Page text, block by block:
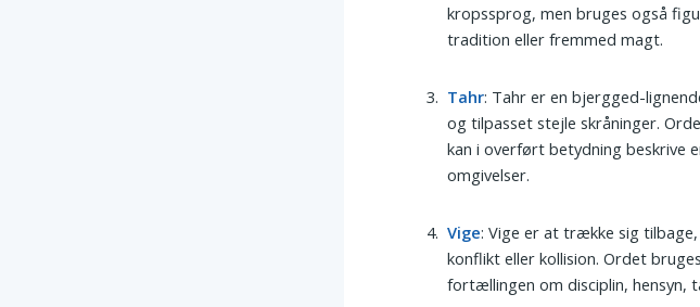
kropssprog, men bruges også
tradition eller fremmed magt.
Tahr: Tahr er en bjergged-
og tilpasset stejle skråninger.
kan i overført betydning beskrive
omgivelser.
Vige: Vige er at trække sig
konflikt eller kollision. Ordet
fortællingen om disciplin, hensyn,